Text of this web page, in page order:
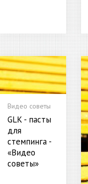
Видео советы
GLK - пасты
для
стемпинга -
«Видео
советы»